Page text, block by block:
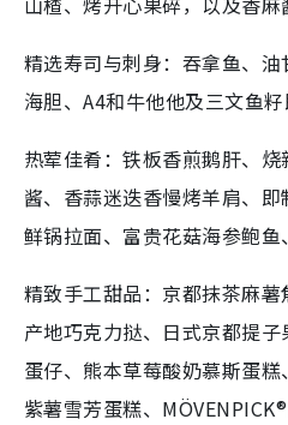
精选寿司与刺身：吞拿鱼、
海胆、A4和牛他他及三文鱼籽
热荤佳肴：铁板香煎鹅肝、
酱、香蒜迷迭香慢烤羊肩、
鲜锅拉面、富贵花菇海参鲍鱼
精致手工甜品：京都抹茶麻
产地巧克力挞、日式京都提
蛋仔、熊本草莓酸奶慕斯蛋糕
紫薯雪芳蛋糕、